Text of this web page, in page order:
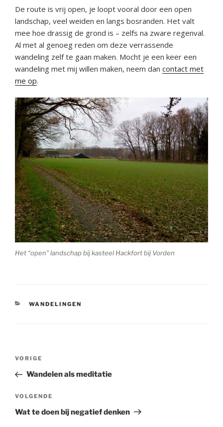
De route is vrij open, je loopt vooral door een open
landschap, veel weiden en langs bosranden. Het valt
mee hoe drassig de grond is – zelfs na zware regenval.
Al met al genoeg reden om deze verrassende
wandeling zelf te gaan maken. Mocht je een keer een
wandeling met mij willen maken, neem dan contact met
me op.
Het “open” landschap bij kasteel Hackfort bij Vorden
CATEGORIEËN
WANDELINGEN
Bericht
Vorig
bericht
VORIGE
Wandelen als meditatie
Volgend
bericht
VOLGENDE
Wat te doen bij negatief denken